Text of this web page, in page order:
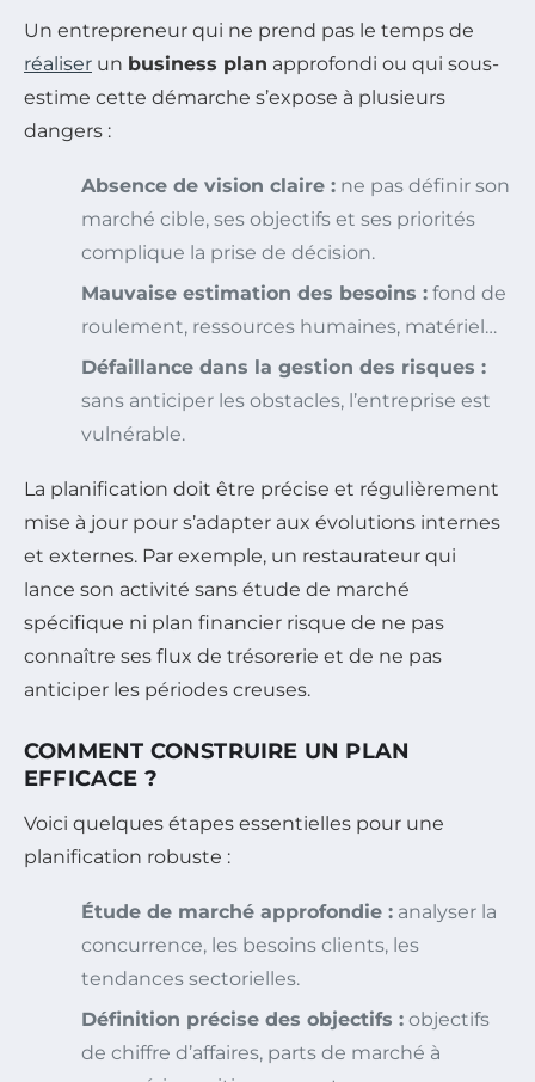
Un entrepreneur qui ne prend pas le temps de
réaliser un business plan approfondi ou qui sous-
estime cette démarche s’expose à plusieurs
dangers :
Absence de vision claire : ne pas définir son
marché cible, ses objectifs et ses priorités
complique la prise de décision.
Mauvaise estimation des besoins : fond de
roulement, ressources humaines, matériel…
Défaillance dans la gestion des risques :
sans anticiper les obstacles, l’entreprise est
vulnérable.
La planification doit être précise et régulièrement
mise à jour pour s’adapter aux évolutions internes
et externes. Par exemple, un restaurateur qui
lance son activité sans étude de marché
spécifique ni plan financier risque de ne pas
connaître ses flux de trésorerie et de ne pas
anticiper les périodes creuses.
COMMENT CONSTRUIRE UN PLAN
EFFICACE ?
Voici quelques étapes essentielles pour une
planification robuste :
Étude de marché approfondie : analyser la
concurrence, les besoins clients, les
tendances sectorielles.
Définition précise des objectifs : objectifs
de chiffre d’affaires, parts de marché à